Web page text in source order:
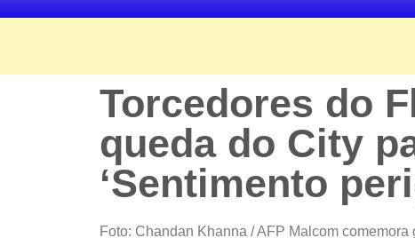
Torcedores do
queda do City
‘Sentimento
Foto: Chandan Khanna / AFP Malcom